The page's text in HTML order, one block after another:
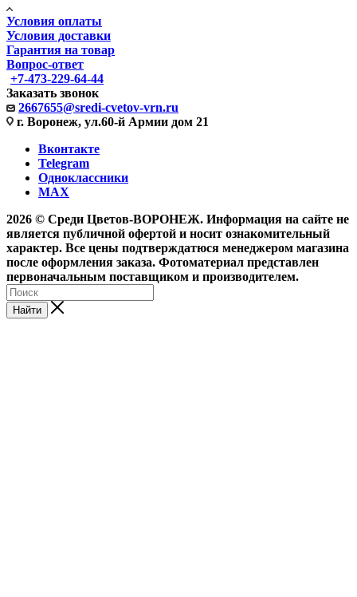
Условия оплаты
Условия доставки
Гарантия на товар
Вопрос-ответ
+7-473-229-64-44
Заказать звонок
2667655@sredi-cvetov-vrn.ru
г. Воронеж, ул.60-й Армии дом 21
Вконтакте
Telegram
Одноклассники
MAX
2026 © Среди Цветов-ВОРОНЕЖ. Информация на сайте не
является публичной офертой и носит ознакомительный
характер. Все цены подтверждатюся менеджером магазина
после оформления заказа. Фотоматериал представлен
первоначальным поставщиком и производителем.
Найти